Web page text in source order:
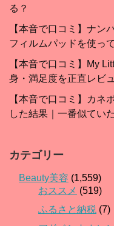
る？
【本音で口コミ】ナン
フィルムパッドを使っ
【本音で口コミ】My
身・満足度を正直レビ
【本音で口コミ】カネ
した結果｜一番似てい
カテゴリー
Beauty美容 (1,559)
おススメ (519)
ふるさと納税 (7)